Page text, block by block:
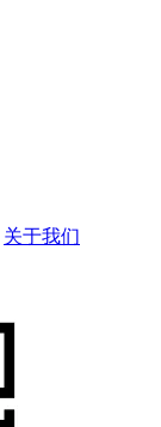
关于我们